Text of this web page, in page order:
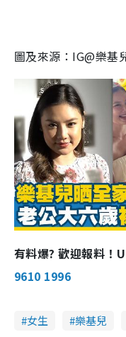
圖及來源：IG@樂基
有料爆? 歡迎報料
9610 1996
女生 樂基兒